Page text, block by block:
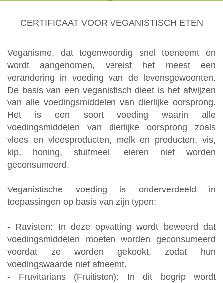
T
I
O
N
CERTIFICAAT VOOR VEGANISTISCH ETEN
Veganisme, dat tegenwoordig snel toeneemt en
wordt aangenomen, vereist het meest een
verandering in voeding van de levensgewoonten.
De basis van een veganistisch dieet is het afwijzen
van alle voedingsmiddelen van dierlijke oorsprong.
Het is een soort voeding waarin alle
voedingsmiddelen van dierlijke oorsprong zoals
vlees en vleesproducten, melk en producten, vis,
kip, honing, stuifmeel, eieren niet worden
geconsumeerd.
Veganistische voeding is onderverdeeld in
toepassingen op basis van zijn typen:
- Ravisten: In deze opvatting wordt beweerd dat
voedingsmiddelen moeten worden geconsumeerd
voordat ze worden gekookt, zodat hun
voedingswaarde niet afneemt.
- Fruvitarians (Fruitisten): In dit begrip wordt